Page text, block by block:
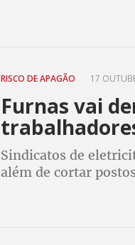
RISCO DE APAGÃO 17
Furnas vai
Sindicatos de
além de cortar